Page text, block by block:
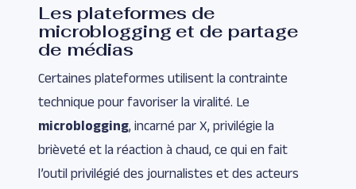
Les plateformes de
microblogging et de partage
de médias
Certaines plateformes utilisent la contrainte
technique pour favoriser la viralité. Le
microblogging, incarné par X, privilégie la
brièveté et la réaction à chaud, ce qui en fait
l’outil privilégié des journalistes et des acteurs